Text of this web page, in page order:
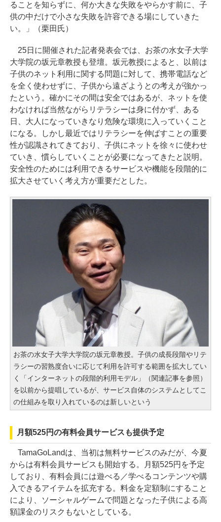
ることを知らずに、何か大きな失敗をやらかす前に、子
供の中だけで小さな失敗を許容できる場にしていきた
い。」（栗田氏）
25日に開催された記者発表会では、お茶の水女子大学
大学院の坂元章教授も登壇。坂元教授によると、以前は
子供のネット利用に関する問題に対して、携帯電話など
を全く使わせずに、子供から遠ざようとの考えが強かっ
たという。確かにその間は安全ではあるが、ネットを使
わなければ当然ながらリテラシーは身に付かず、ある
日、大人になっていきなり危険な環境に入っていくこと
になる。しかし最近ではリテラシーを伸ばすことの重要
性が認識されてきており、子供にネットを徐々に使わせ
ていき、慣らしていくことが必要になってきたと説明。
安全性のためには利用できるサービスや機能を段階的に
拡大させていく考え方が重要だとした。
お茶の水女子大学大学院の坂元章教授。子供の成長段階やリテ
ラシーの習熟度合いに応じて利用を許可する範囲を拡大してい
く「インターネットの段階的利用モデル」（関連記事を参照）
を以前から提唱しているが、サービス自体のシステムとしてこ
の仕組みを取り入れているのは新しいという
月額525円の有料会員サービスも提供予定
TamaGoLandは、当初は無料サービスのみだが、今夏
からは有料会員サービスも開始する。月額525円を予定
しており、有料会員には遊べる／学べるコンテンツや購
入できるアイテムを拡充する。料金を定額制にすること
により、ソーシャルゲームで問題となった子供による高
額課金のリスクもないとしている。